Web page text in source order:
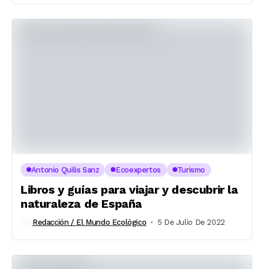
Antonio Quilis Sanz Ecoexpertos Turismo
Libros y guías para viajar y descubrir la
naturaleza de España
Redacción / El Mundo Ecológico 5 De Julio De 2022